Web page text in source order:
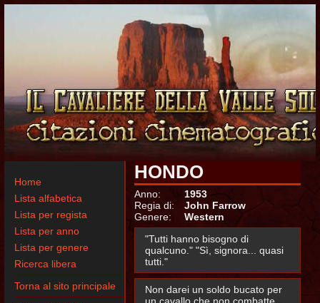
Home
Lista alfabetica
Lista per regista
Lista per anno
Lista per genere
Ricerca libera
Torna al sito principale
HONDO
Anno:
1953
Regia di:
John Farrow
Genere:
Western
"Tutti hanno bisogno di
qualcuno." "Sì, signora... quasi
tutti."
Non darei un soldo bucato per